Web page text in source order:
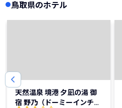
鳥取県のホテル
天然温泉 境港 夕凪の湯 御
宿 野乃（ドーミーインチェ